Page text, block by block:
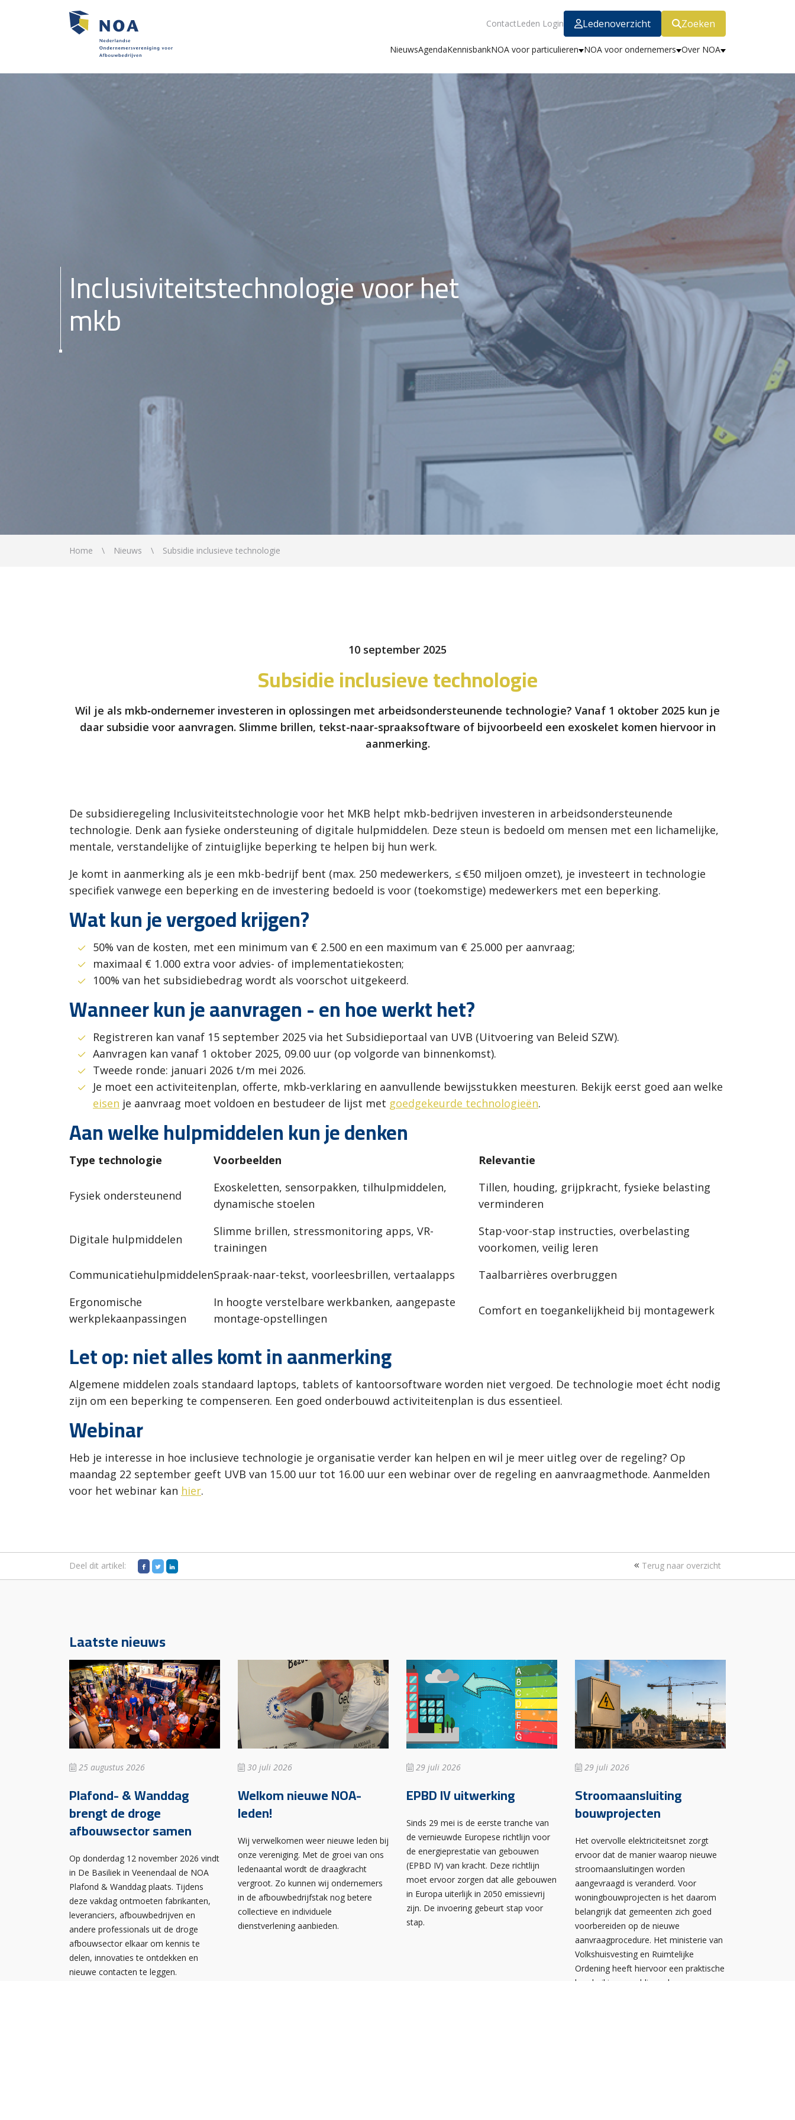
ContactLeden Login Ledenoverzicht Zoeken
NieuwsAgendaKennisbankNOA voor particulieren NOA voor ondernemers Over NOA
Inclusiviteitstechnologie voor het
mkb
Home Nieuws Subsidie inclusieve technologie
10 september 2025
Subsidie inclusieve technologie
Wil je als mkb‑ondernemer investeren in oplossingen met arbeidsondersteunende technologie? Vanaf 1 oktober 2025 kun je
daar subsidie voor aanvragen. Slimme brillen, tekst-naar-spraaksoftware of bijvoorbeeld een exoskelet komen hiervoor in
aanmerking.
De subsidieregeling Inclusiviteitstechnologie voor het MKB helpt mkb‑bedrijven investeren in arbeidsondersteunende
technologie. Denk aan fysieke ondersteuning of digitale hulpmiddelen. Deze steun is bedoeld om mensen met een lichamelijke,
mentale, verstandelijke of zintuiglijke beperking te helpen bij hun werk.
Je komt in aanmerking als je een mkb-bedrijf bent (max. 250 medewerkers, ≤ €50 miljoen omzet), je investeert in technologie
specifiek vanwege een beperking en de investering bedoeld is voor (toekomstige) medewerkers met een beperking.
Wat kun je vergoed krijgen?
50% van de kosten, met een minimum van € 2.500 en een maximum van € 25.000 per aanvraag;
maximaal € 1.000 extra voor advies- of implementatiekosten;
100% van het subsidiebedrag wordt als voorschot uitgekeerd.
Wanneer kun je aanvragen - en hoe werkt het?
Registreren kan vanaf 15 september 2025 via het Subsidieportaal van UVB (Uitvoering van Beleid SZW).
Aanvragen kan vanaf 1 oktober 2025, 09.00 uur (op volgorde van binnenkomst).
Tweede ronde: januari 2026 t/m mei 2026.
Je moet een activiteitenplan, offerte, mkb‑verklaring en aanvullende bewijsstukken meesturen. Bekijk eerst goed aan welke
eisen je aanvraag moet voldoen en bestudeer de lijst met goedgekeurde technologieën.
Aan welke hulpmiddelen kun je denken
Type technologie Voorbeelden Relevantie
Fysiek ondersteunend
Exoskeletten, sensorpakken, tilhulpmiddelen,
dynamische stoelen
Tillen, houding, grijpkracht, fysieke belasting
verminderen
Digitale hulpmiddelen
Slimme brillen, stressmonitoring apps, VR-
trainingen
Stap-voor-stap instructies, overbelasting
voorkomen, veilig leren
CommunicatiehulpmiddelenSpraak-naar-tekst, voorleesbrillen, vertaalapps
Taalbarrières overbruggen
Ergonomische
werkplekaanpassingen
In hoogte verstelbare werkbanken, aangepaste
montage-opstellingen
Comfort en toegankelijkheid bij montagewerk
Let op: niet alles komt in aanmerking
Algemene middelen zoals standaard laptops, tablets of kantoorsoftware worden niet vergoed. De technologie moet écht nodig
zijn om een beperking te compenseren. Een goed onderbouwd activiteitenplan is dus essentieel.
Webinar
Heb je interesse in hoe inclusieve technologie je organisatie verder kan helpen en wil je meer uitleg over de regeling? Op
maandag 22 september geeft UVB van 15.00 uur tot 16.00 uur een webinar over de regeling en aanvraagmethode. Aanmelden
voor het webinar kan hier.
Deel dit artikel: Terug naar overzicht
Laatste nieuws
25 augustus 2026
Plafond- & Wanddag
brengt de droge
afbouwsector samen
Op donderdag 12 november 2026 vindt
in De Basiliek in Veenendaal de NOA
Plafond & Wanddag plaats. Tijdens
deze vakdag ontmoeten fabrikanten,
leveranciers, afbouwbedrijven en
andere professionals uit de droge
afbouwsector elkaar om kennis te
delen, innovaties te ontdekken en
nieuwe contacten te leggen.
30 juli 2026
Welkom nieuwe NOA-
leden!
Wij verwelkomen weer nieuwe leden bij
onze vereniging. Met de groei van ons
ledenaantal wordt de draagkracht
vergroot. Zo kunnen wij ondernemers
in de afbouwbedrijfstak nog betere
collectieve en individuele
dienstverlening aanbieden.
29 juli 2026
EPBD IV uitwerking
Sinds 29 mei is de eerste tranche van
de vernieuwde Europese richtlijn voor
de energieprestatie van gebouwen
(EPBD IV) van kracht. Deze richtlijn
moet ervoor zorgen dat alle gebouwen
in Europa uiterlijk in 2050 emissievrij
zijn. De invoering gebeurt stap voor
stap.
29 juli 2026
Stroomaansluiting
bouwprojecten
Het overvolle elektriciteitsnet zorgt
ervoor dat de manier waarop nieuwe
stroomaansluitingen worden
aangevraagd is veranderd. Voor
woningbouwprojecten is het daarom
belangrijk dat gemeenten zich goed
voorbereiden op de nieuwe
aanvraagprocedure. Het ministerie van
Volkshuisvesting en Ruimtelijke
Ordening heeft hiervoor een praktische
handreiking gepubliceerd.